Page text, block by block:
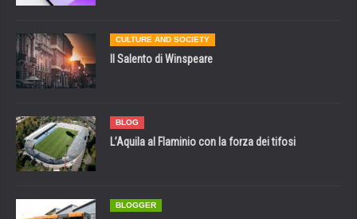
CULTURE AND SOCIETY
Il Salento di Winspeare
BLOG
L’Aquila al Flaminio con la forza dei tifosi
BLOGGER